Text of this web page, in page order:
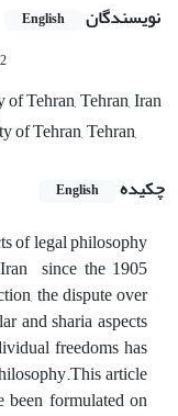
نویسندگان English
2
Tehran, Tehran, Iran
of Tehran, Tehran,
چکیده
English
of legal philosophy
since the 1905
the dispute over
and sharia aspects
freedoms has
article
been formulated on